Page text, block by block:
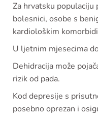
Za hrvatsku populaciju
bolesnici, osobe s
kardiološkim
U ljetnim mjesecima
Dehidracija može
rizik od pada.
Kod depresije s
posebno oprezan i